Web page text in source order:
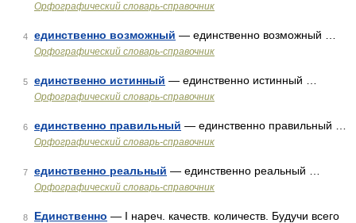
Орфографический словарь-справочник
4 единственно возможный — единственно возможный …
Орфографический словарь-справочник
5 единственно истинный — единственно истинный …
Орфографический словарь-справочник
6 единственно правильный — единственно правильный …
Орфографический словарь-справочник
7 единственно реальный — единственно реальный …
Орфографический словарь-справочник
8 Единственно — I нареч. качеств. количеств. Будучи всего